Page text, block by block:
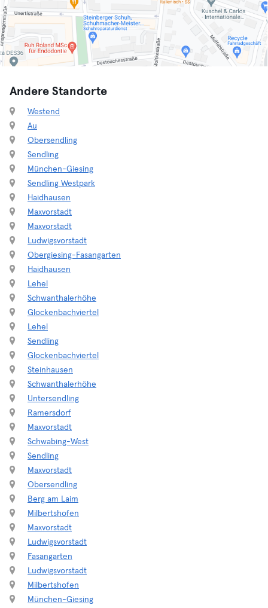
Andere Standorte
Westend
Au
Obersendling
Sendling
München-Giesing
Sendling Westpark
Haidhausen
Maxvorstadt
Maxvorstadt
Ludwigsvorstadt
Obergiesing-Fasangarten
Haidhausen
Lehel
Schwanthalerhöhe
Glockenbachviertel
Lehel
Sendling
Glockenbachviertel
Steinhausen
Schwanthalerhöhe
Untersendling
Ramersdorf
Maxvorstadt
Schwabing-West
Sendling
Maxvorstadt
Obersendling
Berg am Laim
Milbertshofen
Maxvorstadt
Ludwigsvorstadt
Fasangarten
Ludwigsvorstadt
Milbertshofen
München-Giesing